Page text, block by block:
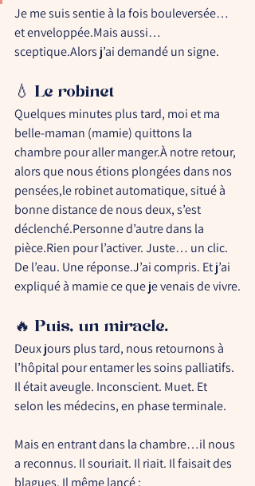
Je me suis sentie à la fois bouleversée…
et enveloppée.Mais aussi…
sceptique.Alors j’ai demandé un signe.
💧 Le robinet
Quelques minutes plus tard, moi et ma
belle-maman (mamie) quittons la
chambre pour aller manger.À notre retour,
alors que nous étions plongées dans nos
pensées,le robinet automatique, situé à
bonne distance de nous deux, s’est
déclenché.Personne d’autre dans la
pièce.Rien pour l’activer. Juste… un clic.
De l’eau. Une réponse.J’ai compris. Et j’ai
expliqué à mamie ce que je venais de vivre.
🔥 Puis, un miracle.
Deux jours plus tard, nous retournons à
l’hôpital pour entamer les soins palliatifs.
Il était aveugle. Inconscient. Muet. Et
selon les médecins, en phase terminale.
Mais en entrant dans la chambre…il nous
a reconnus. Il souriait. Il riait. Il faisait des